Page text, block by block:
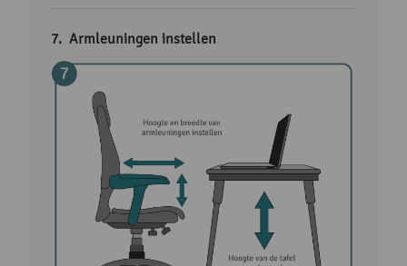
Armleuningen instellen